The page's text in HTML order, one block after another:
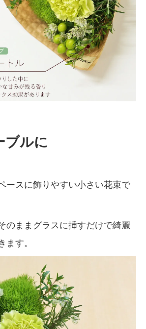
ブルに
ースに飾りやすい小さい花束で
のままグラスに挿すだけで綺麗
す。